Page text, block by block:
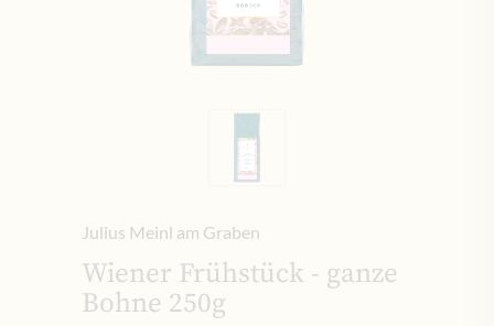
Julius Meinl am Graben
Wiener Frühstück - ganze
Bohne 250g